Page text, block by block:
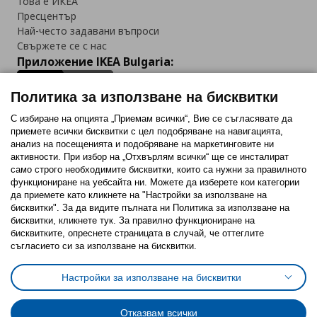
Пресцентър
Най-често задавани въпроси
Свържете се с нас
Приложение IKEA Bulgaria:
Последвайте ни:
FacebookTwitterYoutubePinterestInstagram
Политика за използване на бисквитки (Cookies)
Избор на настройки за използване на бисквитки
Условия за ползване на ikea.bgОбща политика за личните данни
Политика за защита на личните данни на ikea.bg
Общи условия на програма IKEA Family
Политика за използване на бисквитки
С избиране на опцията „Приемам всички“, Вие се съгласявате да
приемете всички бисквитки с цел подобряване на навигацията,
анализ на посещенията и подобряване на маркетинговите ни
активности. При избор на „Отхвърлям всички“ ще се инсталират
само строго необходимитe бисквитки, които са нужни за правилното
функциониране на уебсайта ни. Можете да изберете кои категории
да приемете като кликнете на "Настройки за използване на
бисквитки". За да видите пълната ни Политика за използване на
бисквитки, кликнете тук. За правилно функциониране на
бисквитките, опреснете страницата в случай, че оттеглите
съгласието си за използване на бисквитки.
Настройки за използване на бисквитки
Отказвам всички